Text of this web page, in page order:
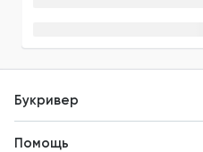
Букривер
Помощь